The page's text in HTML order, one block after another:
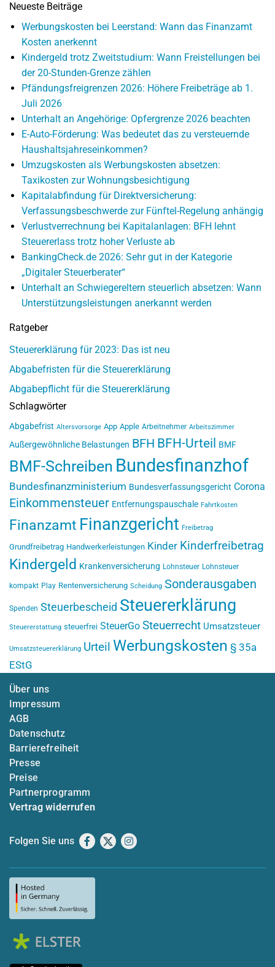
Neueste Beiträge
Werbungskosten bei Leerstand: Wann das Finanzamt
Kosten anerkennt
Kindergeld trotz Zweitstudium: Wann Freistellungen bei
der 20-Stunden-Grenze zählen
Pfändungsfreigrenzen 2026: Höhere Freibeträge ab 1.
Juli 2026
Unterhalt an Angehörige: Opfergrenze 2026 beachten
E-Auto-Förderung: Was bedeutet das zu versteuernde
Haushaltsjahreseinkommen?
Umzugskosten als Werbungskosten absetzen:
Taxikosten zur Wohnungsbesichtigung
Kapitalabfindung für Direktversicherung:
Verfassungsbeschwerde zur Fünftel-Regelung anhängig
Verlustverrechnung bei Kapitalanlagen: BFH lehnt
Steuererlass trotz hoher Verluste ab
BankingCheck.de 2026: Sehr gut in der Kategorie
„Digitaler Steuerberater“
Unterhalt an Schwiegereltern steuerlich absetzen: Wann
Unterstützungsleistungen anerkannt werden
Ratgeber
Steuererklärung für 2023: Das ist neu
Abgabefristen für die Steuererklärung
Abgabepflicht für die Steuererklärung
Schlagwörter
Abgabefrist Altersvorsorge App Apple Arbeitnehmer Arbeitszimmer
Außergewöhnliche Belastungen BFH BFH-Urteil BMF
BMF-Schreiben Bundesfinanzhof
Bundesfinanzministerium Bundesverfassungsgericht Corona
Einkommensteuer Entfernungspauschale Fahrtkosten
Finanzamt Finanzgericht Freibetrag
Grundfreibetrag Handwerkerleistungen Kinder Kinderfreibetrag
Kindergeld Krankenversicherung Lohnsteuer Lohnsteuer
kompakt Play Rentenversicherung Scheidung Sonderausgaben
Spenden Steuerbescheid Steuererklärung
Steuererstattung steuerfrei SteuerGo Steuerrecht Umsatzsteuer
Umsatzsteuererklärung Urteil Werbungskosten § 35a
EStG
Über uns
Impressum
AGB
Datenschutz
Barrierefreiheit
Presse
Preise
Partnerprogramm
Vertrag widerrufen
Folgen Sie uns Facebook
X Instagram